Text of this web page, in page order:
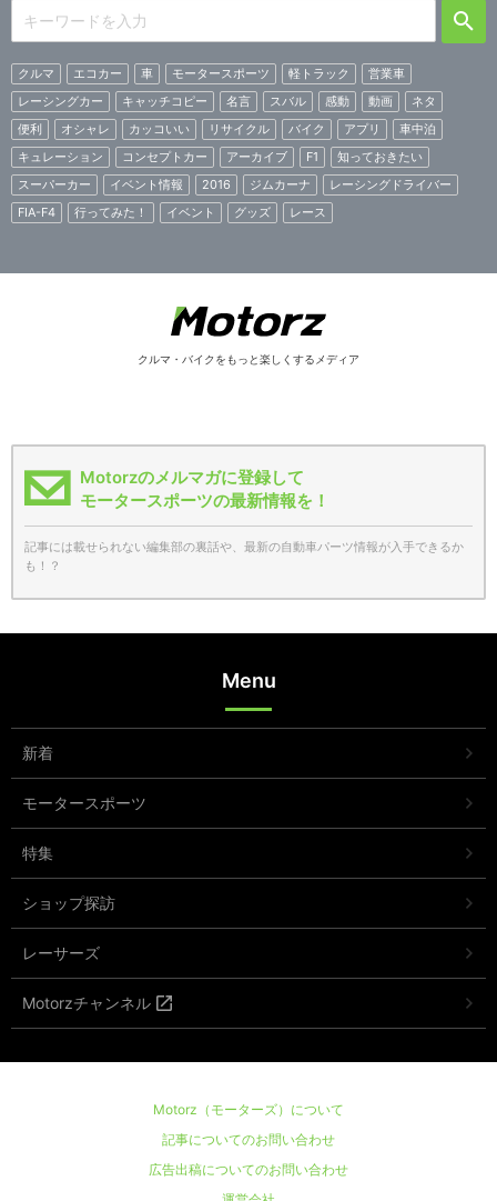
クルマ エコカー 車 モータースポーツ 軽トラック
営業車
レーシングカー
キャッチコピー 名言 スバル 感動 動画
ネタ
便利
オシャレ カッコいい リサイクル バイク アプリ
車中泊
キュレーション
コンセプトカー アーカイブ F1
知っておきたい
スーパーカー
イベント情報 2016 ジムカーナ
レーシングドライバー
FIA-F4
行ってみた！ イベント グッズ レース
クルマ・バイクをもっと楽しくするメディア
Motorzのメルマガに登録して
モータースポーツの最新情報を！
記事には載せられない編集部の裏話や、最新の自動車パーツ情報が入手できるか
も！？
Menu
新着
モータースポーツ
特集
ショップ探訪
レーサーズ
Motorzチャンネル
Motorz（モーターズ）について
記事についてのお問い合わせ
広告出稿についてのお問い合わせ